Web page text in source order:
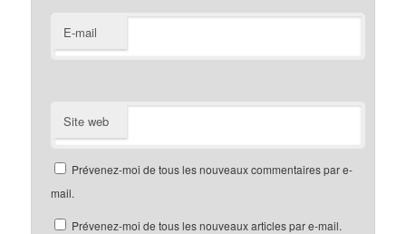
E-mail
Site web
Prévenez-moi de tous les nouveaux commentaires par e-
mail.
Prévenez-moi de tous les nouveaux articles par e-mail.